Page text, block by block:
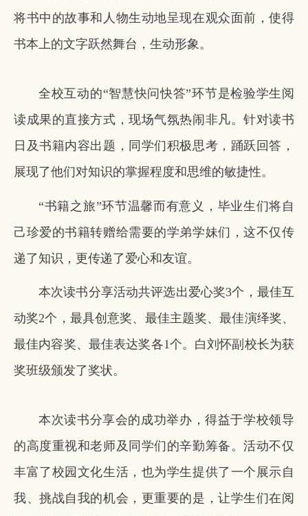
将书中的故事和人物生动地呈现在观众面前，使得
书本上的文字跃然舞台，生动形象。
全校互动的“智慧快问快答”环节是检验学生阅
读成果的直接方式，现场气氛热闹非凡。针对读书
日及书籍内容出题，同学们积极思考，踊跃回答，
展现了他们对知识的掌握程度和思维的敏捷性。
“书籍之旅”环节温馨而有意义，毕业生们将自
己珍爱的书籍转赠给需要的学弟学妹们，这不仅传
递了知识，更传递了爱心和友谊。
本次读书分享活动共评选出爱心奖3个，最佳互
动奖2个，最具创意奖、最佳主题奖、最佳演绎奖、
最佳内容奖、最佳表达奖各1个。白刘怀副校长为获
奖班级颁发了奖状。
本次读书分享会的成功举办，得益于学校领导
的高度重视和老师及同学们的辛勤筹备。活动不仅
丰富了校园文化生活，也为学生提供了一个展示自
我、挑战自我的机会，更重要的是，让学生们在阅